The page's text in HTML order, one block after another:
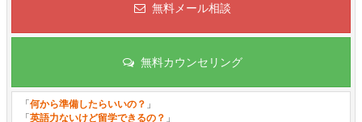
無料メール相談
無料カウンセリング
「何から準備したらいいの？ 」
「英語力ないけど留学できるの？ 」